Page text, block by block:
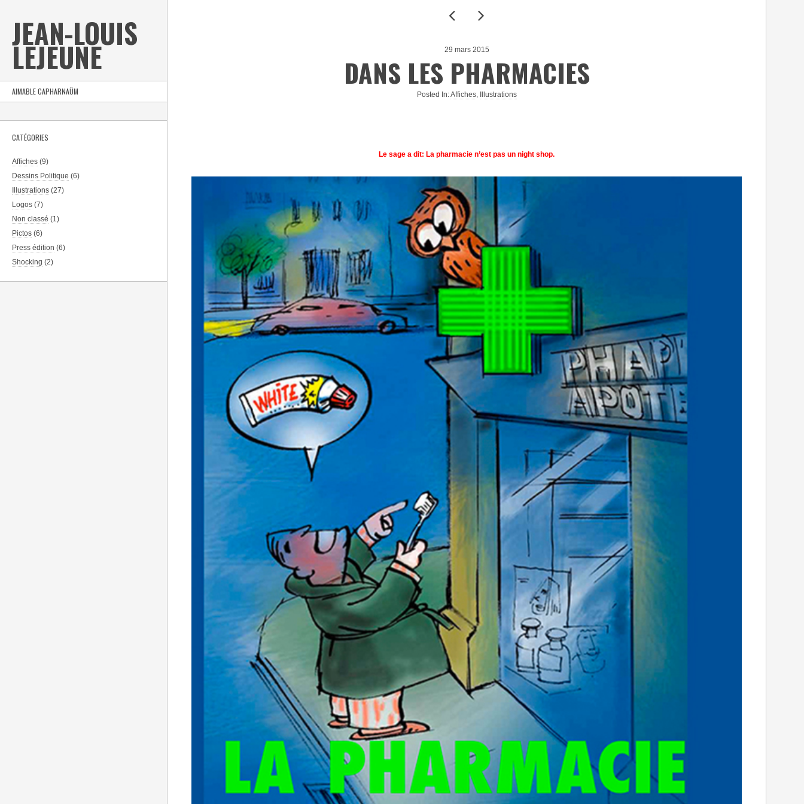
JEAN-LOUIS
LEJEUNE
AIMABLE CAPHARNAÜM
CATÉGORIES
Affiches (9)
Dessins Politique (6)
Illustrations (27)
Logos (7)
Non classé (1)
Pictos (6)
Press édition (6)
Shocking (2)
29 mars 2015
DANS LES PHARMACIES
Posted In:Affiches, Illustrations
Le sage a dit: La pharmacie n’est pas un night shop.